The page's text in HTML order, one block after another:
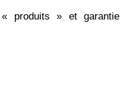
produits » et garantie